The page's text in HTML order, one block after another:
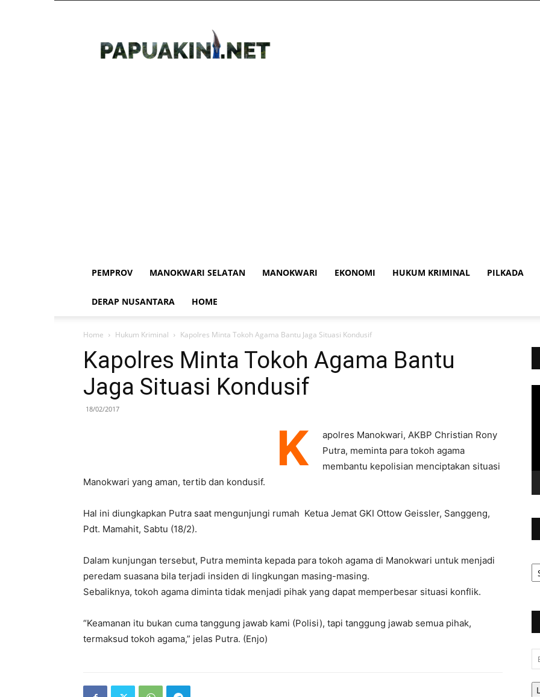
PEMPROV MANOKWARI SELATAN MANOKWARI EKONOMI HUKUM KRIMINAL PILKADA
DERAP NUSANTARA HOME
Home Hukum Kriminal Kapolres Minta Tokoh Agama Bantu Jaga Situasi Kondusif
Kapolres Minta Tokoh Agama Bantu
Jaga Situasi Kondusif
18/02/2017
K
apolres Manokwari, AKBP Christian Rony
Putra, meminta para tokoh agama
membantu kepolisian menciptakan situasi
Manokwari yang aman, tertib dan kondusif.
Hal ini diungkapkan Putra saat mengunjungi rumah Ketua Jemat GKI Ottow Geissler, Sanggeng,
Pdt. Mamahit, Sabtu (18/2).
Dalam kunjungan tersebut, Putra meminta kepada para tokoh agama di Manokwari untuk menjadi
peredam suasana bila terjadi insiden di lingkungan masing-masing.
Sebaliknya, tokoh agama diminta tidak menjadi pihak yang dapat memperbesar situasi konflik.
“Keamanan itu bukan cuma tanggung jawab kami (Polisi), tapi tanggung jawab semua pihak,
termaksud tokoh agama,” jelas Putra. (Enjo)